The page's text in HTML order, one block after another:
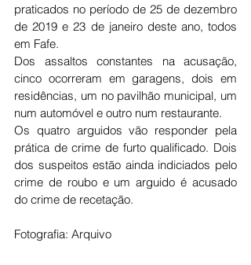
praticados no período de 25 de dezembro
de 2019 e 23 de janeiro deste ano, todos
em Fafe.
Dos assaltos constantes na acusação,
cinco ocorreram em garagens, dois em
residências, um no pavilhão municipal, um
num automóvel e outro num restaurante.
Os quatro arguidos vão responder pela
prática de crime de furto qualificado. Dois
dos suspeitos estão ainda indiciados pelo
crime de roubo e um arguido é acusado
do crime de recetação.
Fotografia: Arquivo